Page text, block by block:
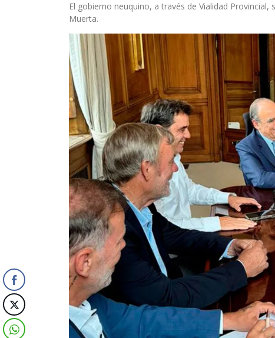
El gobierno neuquino, a través de Vialidad
Muerta.